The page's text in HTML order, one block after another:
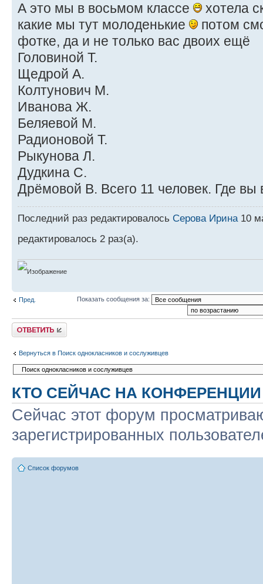
А это мы в восьмом классе
хотела
какие мы тут молоденькие
потом
фотке, да и не только вас двоих ещё
Головиной Т.
Щедрой А.
Колтунович М.
Иванова Ж.
Беляевой М.
Радионовой Т.
Рыкунова Л.
Дудкина С.
Дрёмовой В. Всего 11 человек. Где
Последний раз редактировалось Серова Ирина10
редактировалось 2 раз(а).
Пред. Показать сообщения за:
Ответить
Вернуться в Поиск однокласников и сослуживцев
КТО СЕЙЧАС НА КОНФЕРЕНЦИИ
Сейчас этот форум
зарегистрированных
Список форумов